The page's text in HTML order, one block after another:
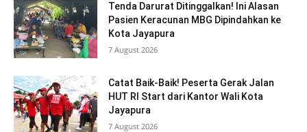
Tenda Darurat Ditinggalkan! Ini Alasan
Pasien Keracunan MBG Dipindahkan ke
Kota Jayapura
7 August 2026
Catat Baik-Baik! Peserta Gerak Jalan
HUT RI Start dari Kantor Wali Kota
Jayapura
7 August 2026